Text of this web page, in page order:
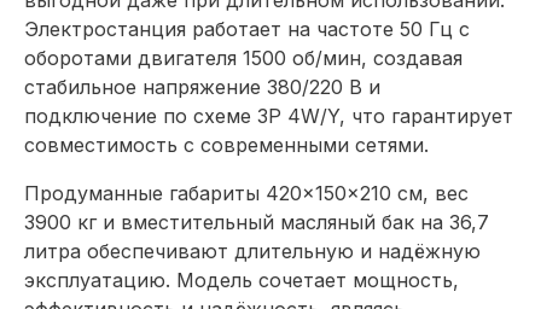
Электростанция работает на частоте 50 Гц с
оборотами двигателя 1500 об/мин, создавая
стабильное напряжение 380/220 В и
подключение по схеме 3P 4W/Y, что гарантирует
совместимость с современными сетями.
Продуманные габариты 420×150×210 см, вес
3900 кг и вместительный масляный бак на 36,7
литра обеспечивают длительную и надёжную
эксплуатацию. Модель сочетает мощность,